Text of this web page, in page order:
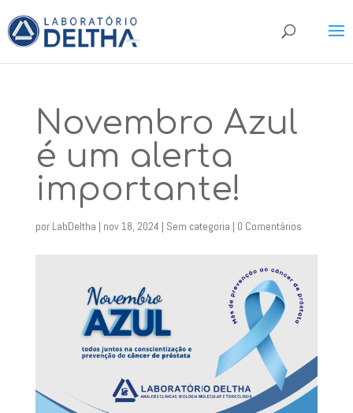
Novembro Azul
é um alerta
importante!
por LabDeltha | nov 18, 2024 | Sem categoria | 0 Comentários